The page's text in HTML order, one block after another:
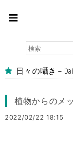
日々の囁き –
植物からのメ
2022/02/22 18:15